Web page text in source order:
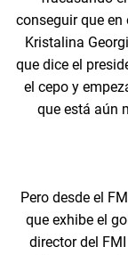
conseguir que
Kristalina
que dice el
el cepo y
que está aún
Pero desde el
que exhibe el
director del